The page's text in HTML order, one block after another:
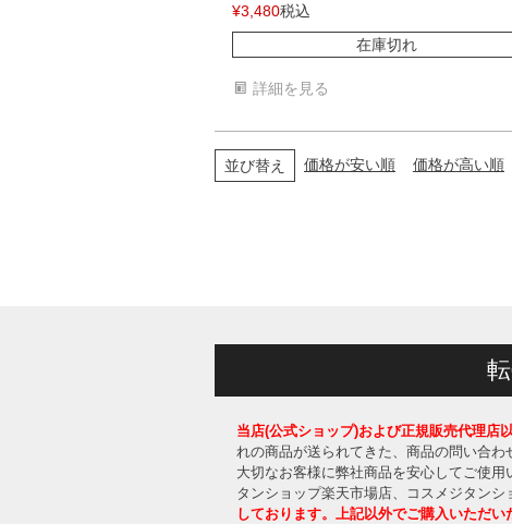
¥3,480税込
在庫切れ
詳細を見る
並び替え 価格が安い順 価格が高い順
当店(公式ショップ)および正規販売代理店
れの商品が送られてきた、商品の問い合わ
大切なお客様に弊社商品を安心してご使用
タンショップ楽天市場店、コスメジタン
しております。上記以外でご購入いただ